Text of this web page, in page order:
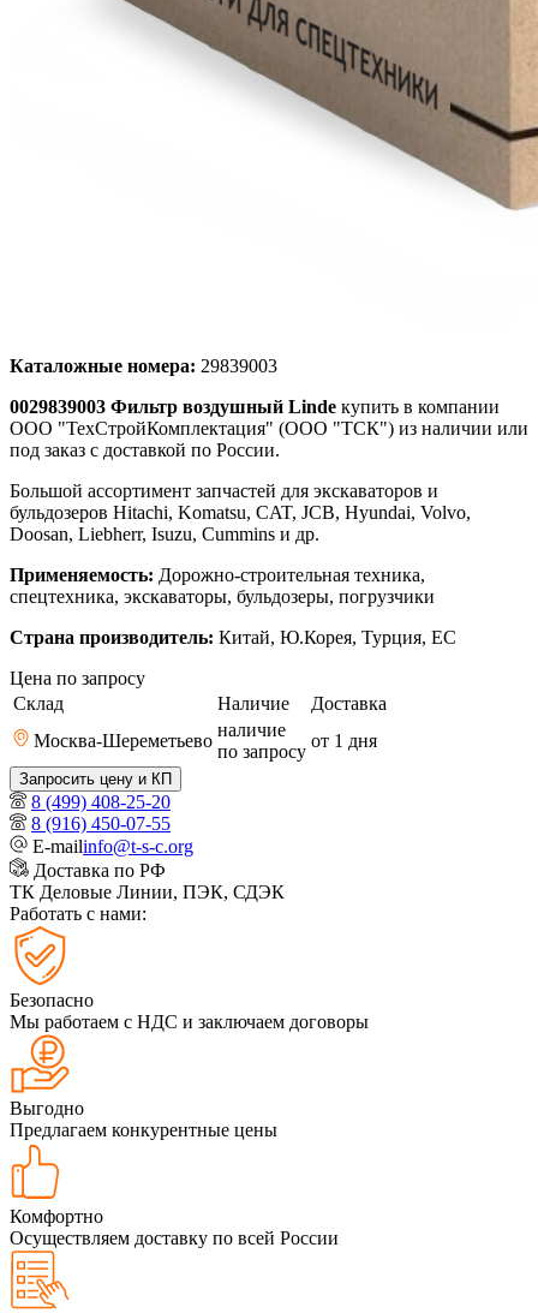
Каталожные номера: 29839003
0029839003 Фильтр воздушный Linde купить в компании
ООО "ТехСтройКомплектация" (ООО "ТСК") из наличии или
под заказ с доставкой по России.
Большой ассортимент запчастей для экскаваторов и
бульдозеров Hitachi, Komatsu, CAT, JCB, Hyundai, Volvo,
Doosan, Liebherr, Isuzu, Cummins и др.
Применяемость: Дорожно-строительная техника,
спецтехника, экскаваторы, бульдозеры, погрузчики
Страна производитель: Китай, Ю.Корея, Турция, ЕС
Цена по запросу
Склад
Наличие
Доставка
Москва-Шереметьево
наличие
по запросу
от 1 дня
Запросить цену и КП
8 (499) 408-25-20
8 (916) 450-07-55
E-mailinfo@t-s-c.org
Доставка по РФ
ТК Деловые Линии, ПЭК, СДЭК
Работать с нами:
Безопасно
Мы работаем с НДС и заключаем договоры
Выгодно
Предлагаем конкурентные цены
Комфортно
Осуществляем доставку по всей России